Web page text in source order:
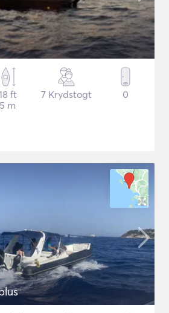
ft
5 m
7 Krydstogt 0